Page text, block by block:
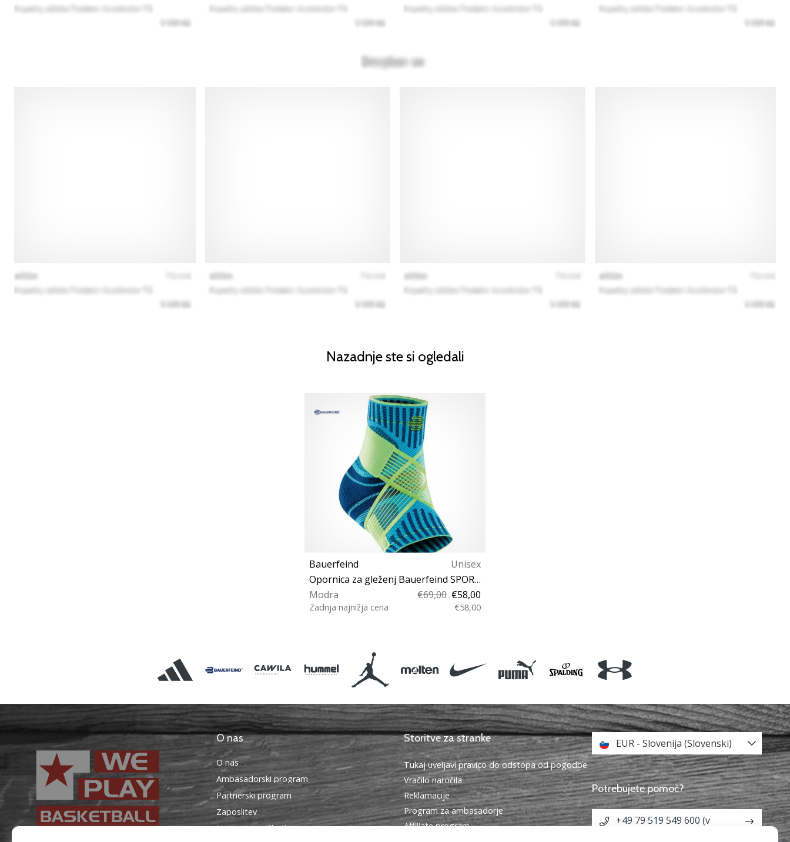
Nazadnje ste si ogledali
Bauerfeind
Unisex
Opornica za gleženj Bauerfeind SPORTS ANKLE SUPPORT (LINKS)
Modra
€69,00 €58,00
Zadnja najnižja cena €58,00
O nas
O nas
Ambasadorski program
Partnerski program
Zaposlitev
Nastavitve piškotkov
Storitve za stranke
Tukaj uveljavi pravico do odstopa od pogodbe
Vračilo naročila
Reklamacije
Program za ambasadorje
Affiliate program
EUR - Slovenija (Slovenski)
Potrebujete pomoč?
+49 79 519 549 600 (v